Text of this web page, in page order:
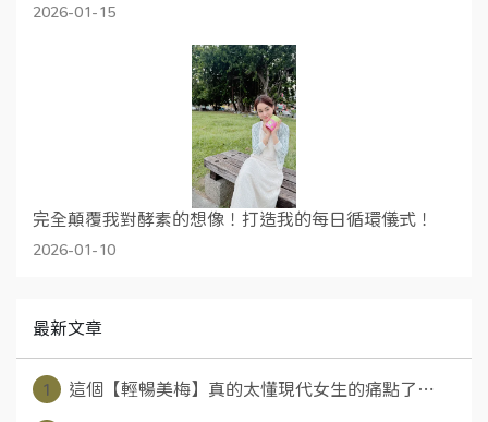
2026-01-15
完全顛覆我對酵素的想像！打造我的每日循環儀式！
2026-01-10
最新文章
1 這個【輕暢美梅】真的太懂現代女生的痛點了⋯